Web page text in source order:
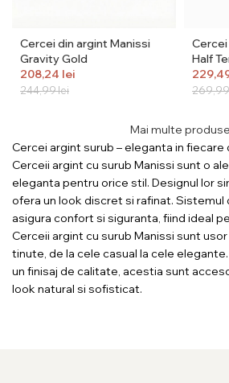
Cercei din argint Manissi
Gravity Gold
244,99lei
208,24 lei
Half
Mai multe produse
Cercei argint surub – eleganta in fiecare
Cerceii argint cu surub Manissi sunt o
eleganta pentru orice stil. Designul lor
ofera un look discret si rafinat. Sistemul
asigura confort si siguranta, fiind ideal
Cerceii argint cu surub Manissi sunt
tinute, de la cele casual la cele
un finisaj de calitate, acestia sunt
look natural si sofisticat.